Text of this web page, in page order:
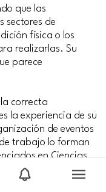
que las
sectores de
física o los
realizarlas. Su
parece
correcta
la experiencia de su
de eventos
trabajo lo forman
en Ciencias
de grado
Físico-Deportivas,